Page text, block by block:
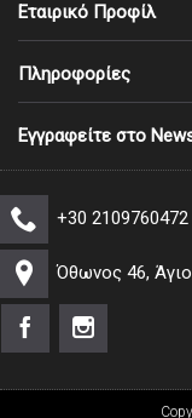
Εταιρικό Προφίλ
Πληροφορίες
Εγγραφείτε στο
+30 2109760472
Όθωνος 46,